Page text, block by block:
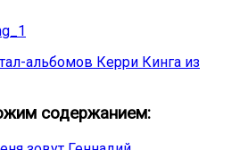
альбомов Керри Кинга из
содержанием: